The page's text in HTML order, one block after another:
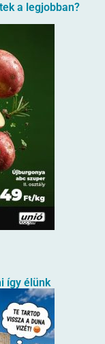
a legjobban?
így élünk